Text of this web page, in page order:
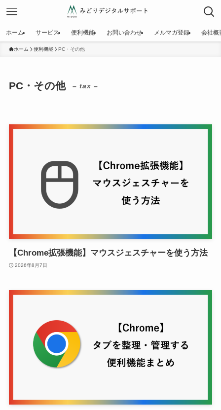
ホーム サービス 便利機能 お問い合わせ メルマガ登録 会社概
ホーム 便利機能 PC・その他
PC・その他 – tax –
【Chrome拡張機能】マウスジェスチャーを使う方法
2026年8月7日